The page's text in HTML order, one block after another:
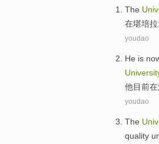
The
在堪培拉
youdao
He is
他目前在
youdao
The
quality